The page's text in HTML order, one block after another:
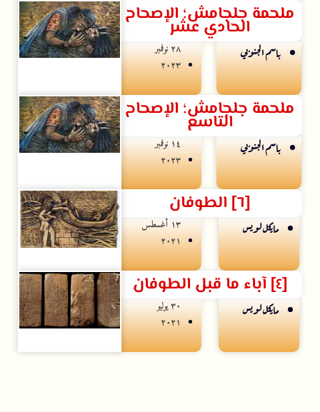
ملحمة جلجامش؛ الإصحاح
الحادي عشر
باسم الجنوبي
۲۸ نوفمبر
۲۰۲۳
ملحمة جلجامش؛ الإصحاح
التاسع
باسم الجنوبي
۱٤ نوفمبر
۲۰۲۳
[٦] الطوفان
مايكل لويس
۱۳ أغسطس
۲۰۲۱
[٤] آباء ما قبل الطوفان
مايكل لويس
۳۰ يوليو
۲۰۲۱